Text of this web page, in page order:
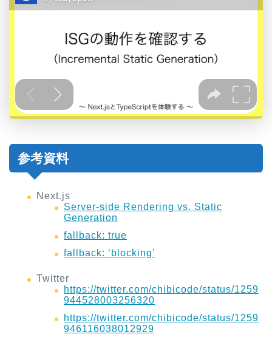
参考資料
Next.js
Server-side Rendering vs. Static
Generation
fallback: true
fallback: ‘blocking’
Twitter
https://twitter.com/chibicode/status/1259
944528003256320
https://twitter.com/chibicode/status/1259
946116038012929